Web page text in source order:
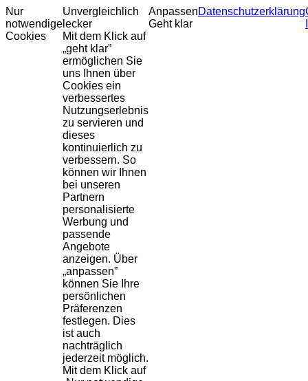
Nur
notwendige
Cookies
Unvergleichlich
lecker
Mit dem Klick auf
„geht klar”
ermöglichen Sie
uns Ihnen über
Cookies ein
verbessertes
Nutzungserlebnis
zu servieren und
dieses
kontinuierlich zu
verbessern. So
können wir Ihnen
bei unseren
Partnern
personalisierte
Werbung und
passende
Angebote
anzeigen. Über
„anpassen”
können Sie Ihre
persönlichen
Präferenzen
festlegen. Dies
ist auch
nachträglich
jederzeit möglich.
Mit dem Klick auf
Anpassen
Geht klar
Datenschutzerklärung